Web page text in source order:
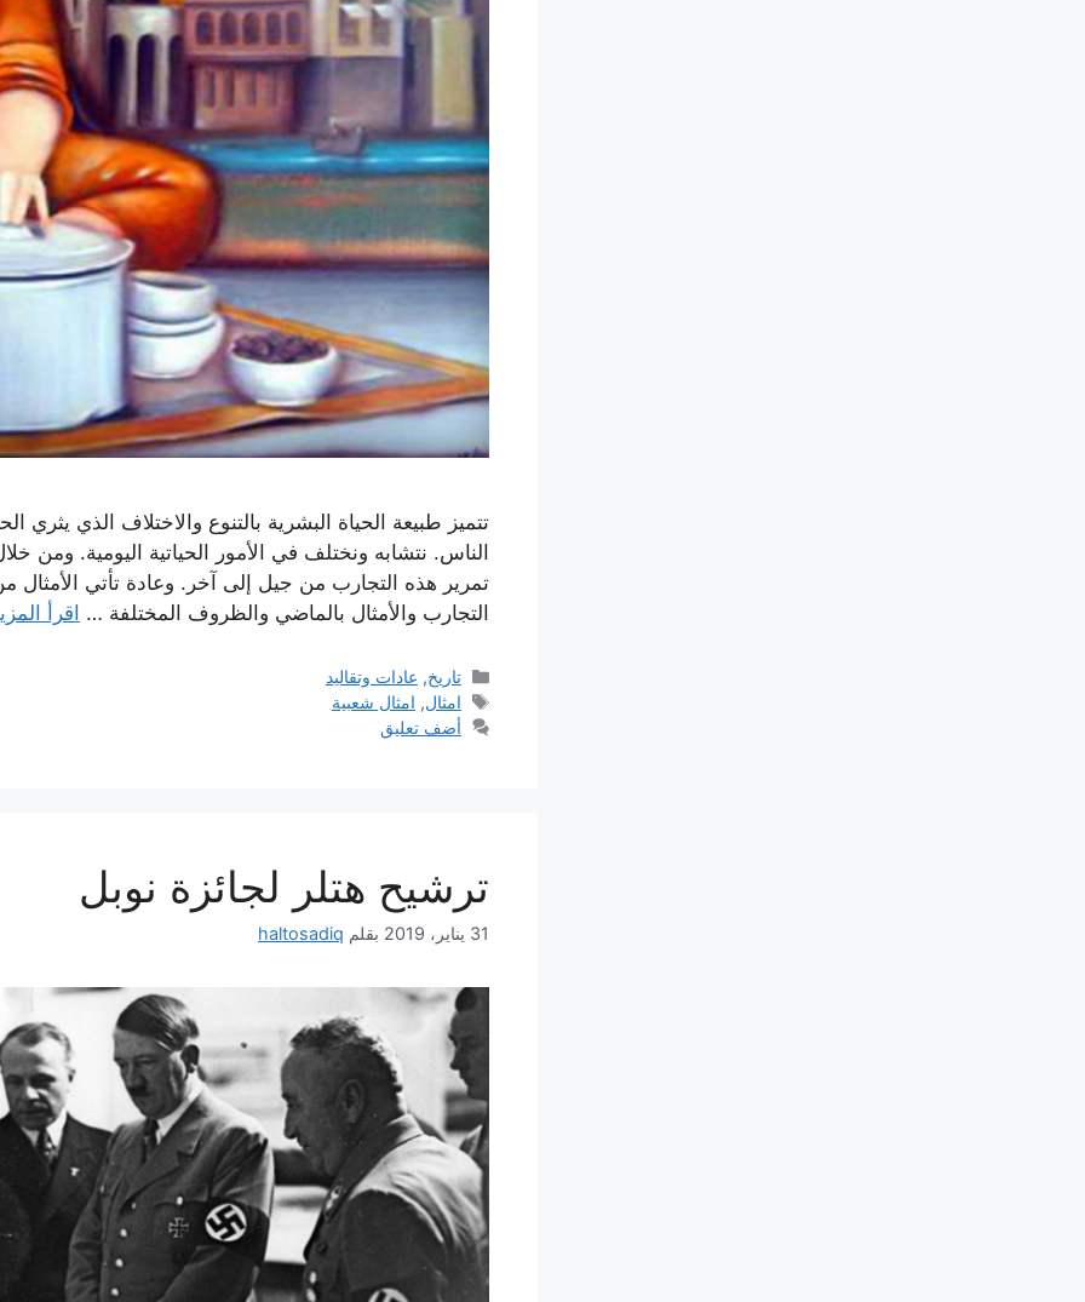
تتميز طبيعة الحياة البشرية بالتنوع والاختلاف الذي
الناس. نتشابه ونختلف في الأمور الحياتية اليومية. ومن
تمرير هذه التجارب من جيل إلى آخر. وعادة تأتي الأمثال
التجارب والأمثال بالماضي والظروف المختلفة … اقرأ
التصنيفات
تاريخ, عادات وتقاليد
الوسوم
امثال, امثال شعبية
أضف تعليق
ترشيح هتلر لجائزة نوبل
31 يناير، 2019 بقلم haltosadiq